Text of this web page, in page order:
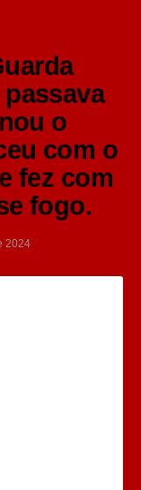
o
com o
fez com
fogo.
2024